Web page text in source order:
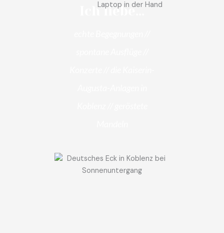
Ich liebe...